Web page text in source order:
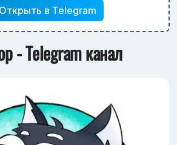
Открыть в Telegram
- Telegram канал